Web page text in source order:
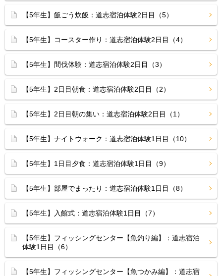
【5年生】飯ごう炊飯：道志宿泊体験2日目（5）
【5年生】コースター作り：道志宿泊体験2日目（4）
【5年生】間伐体験：道志宿泊体験2日目（3）
【5年生】2日目朝食：道志宿泊体験2日目（2）
【5年生】2日目朝の集い：道志宿泊体験2日目（1）
【5年生】ナイトウォーク：道志宿泊体験1日目（10）
【5年生】1日目夕食：道志宿泊体験1日目（9）
【5年生】部屋でまったり：道志宿泊体験1日目（8）
【5年生】入館式：道志宿泊体験1日目（7）
【5年生】フィッシングセンター【魚釣り編】：道志宿泊
体験1日目（6）
【5年生】フィッシングセンター【魚つかみ編】：道志宿